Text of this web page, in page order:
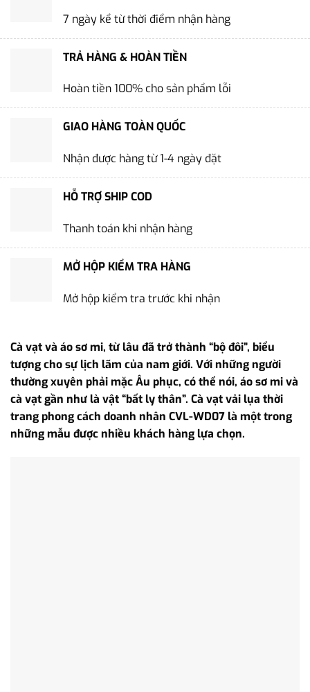
7 ngày kể từ thời điểm nhận hàng
TRẢ HÀNG & HOÀN TIỀN
Hoàn tiền 100% cho sản phẩm lỗi
GIAO HÀNG TOÀN QUỐC
Nhận được hàng từ 1-4 ngày đặt
HỖ TRỢ SHIP COD
Thanh toán khi nhận hàng
MỞ HỘP KIỂM TRA HÀNG
Mở hộp kiểm tra trước khi nhận
Cà vạt và áo sơ mi, từ lâu đã trở thành “bộ đôi”, biểu
tượng cho sự lịch lãm của nam giới. Với những người
thường xuyên phải mặc Âu phục, có thể nói, áo sơ mi và
cà vạt gần như là vật “bất ly thân”. Cà vạt vải lụa thời
trang phong cách doanh nhân CVL-WD07 là một trong
những mẫu được nhiều khách hàng lựa chọn.